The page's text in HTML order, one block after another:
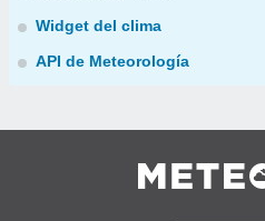
Widget del clima
API de Meteorología